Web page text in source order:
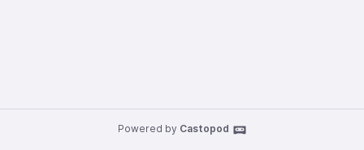
Powered by Castopod